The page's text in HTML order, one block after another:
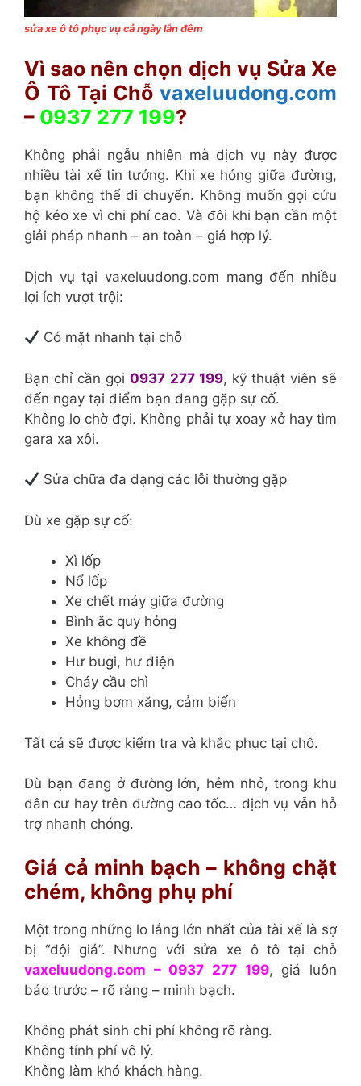
sửa xe ô tô phục vụ cả ngày lẫn đêm
Vì sao nên chọn dịch vụ Sửa Xe
Ô Tô Tại Chỗ vaxeluudong.com
– 0937 277 199?
Không phải ngẫu nhiên mà dịch vụ này được
nhiều tài xế tin tưởng. Khi xe hỏng giữa đường,
bạn không thể di chuyển. Không muốn gọi cứu
hộ kéo xe vì chi phí cao. Và đôi khi bạn cần một
giải pháp nhanh – an toàn – giá hợp lý.
Dịch vụ tại vaxeluudong.com mang đến nhiều
lợi ích vượt trội:
Có mặt nhanh tại chỗ
Bạn chỉ cần gọi0937 277 199, kỹ thuật viên sẽ
đến ngay tại điểm bạn đang gặp sự cố.
Không lo chờ đợi. Không phải tự xoay xở hay tìm
gara xa xôi.
Sửa chữa đa dạng các lỗi thường gặp
Dù xe gặp sự cố:
Xì lốp
Nổ lốp
Xe chết máy giữa đường
Bình ắc quy hỏng
Xe không đề
Hư bugi, hư điện
Cháy cầu chì
Hỏng bơm xăng, cảm biến
Tất cả sẽ được kiểm tra và khắc phục tại chỗ.
Dù bạn đang ở đường lớn, hẻm nhỏ, trong khu
dân cư hay trên đường cao tốc… dịch vụ vẫn hỗ
trợ nhanh chóng.
Giá cả minh bạch – không chặt
chém, không phụ phí
Một trong những lo lắng lớn nhất của tài xế là sợ
bị “đội giá”. Nhưng với sửa xe ô tô tại chỗ
vaxeluudong.com – 0937 277 199, giá luôn
báo trước – rõ ràng – minh bạch.
Không phát sinh chi phí không rõ ràng.
Không tính phí vô lý.
Không làm khó khách hàng.